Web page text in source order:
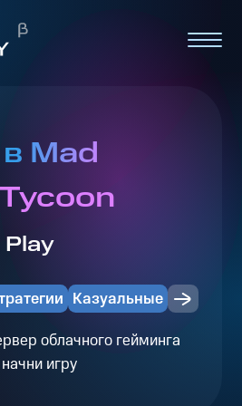
Mad
Казуальные
облачного гейминга
игру